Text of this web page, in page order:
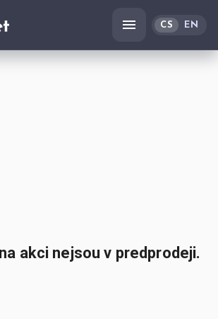
CS EN
akci nejsou v predprodeji.